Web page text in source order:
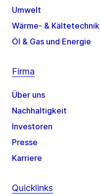
Umwelt
Wärme- & Kältetechnik
Öl & Gas und Energie
Firma
Über uns
Nachhaltigkeit
Investoren
Presse
Karriere
Quicklinks